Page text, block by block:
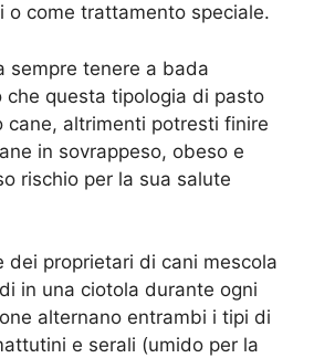
o come trattamento speciale.
sempre tenere a bada
che questa tipologia di pasto
cane, altrimenti potresti finire
in sovrappeso, obeso e
rischio per la sua salute
dei proprietari di cani mescola
in una ciotola durante ogni
alternano entrambi i tipi di
e serali (umido per la